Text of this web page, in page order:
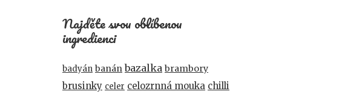
Najděte svou oblíbenou
ingredienci
badyán banán bazalka brambory
brusinky celer celozrnná mouka chilli